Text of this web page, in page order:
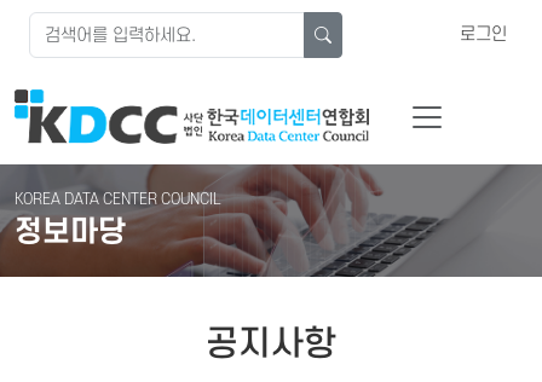
로그인
KOREA DATA CENTER COUNCIL
정보마당
공지사항